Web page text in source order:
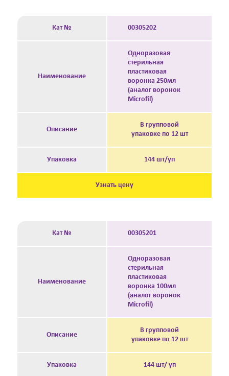
Кат № 00305202
Наименование
Одноразовая
стерильная
пластиковая
воронка 250мл
(аналог воронок
Microfil)
Описание
В групповой
упаковке по 12 шт
Упаковка 144 шт/уп
Узнать цену
Кат № 00305201
Наименование
Одноразовая
стерильная
пластиковая
воронка 100мл
(аналог воронок
Microfil)
Описание
В групповой
упаковке по 12 шт
Упаковка 144 шт/ уп